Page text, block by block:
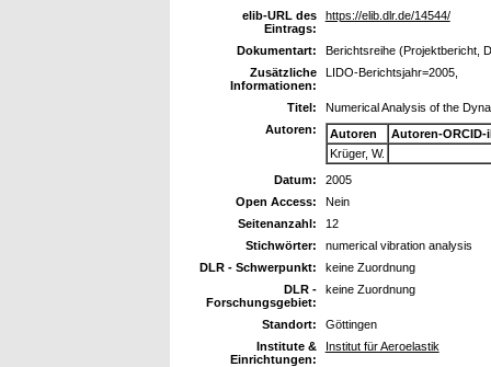
elib-URL des
Eintrags:
https://elib.dlr.de/14544/
Dokumentart:
Berichtsreihe (Projektbericht,
Zusätzliche
Informationen:
LIDO-Berichtsjahr=2005,
Titel:
Numerical Analysis of the
Autoren:
Autoren
Autoren-ORCID-
Krüger, W.
Datum:
2005
Open Access:
Nein
Seitenanzahl:
12
Stichwörter:
numerical vibration analysis
DLR - Schwerpunkt:
keine Zuordnung
DLR -
Forschungsgebiet:
keine Zuordnung
Standort:
Göttingen
Institute &
Einrichtungen:
Institut für Aeroelastik